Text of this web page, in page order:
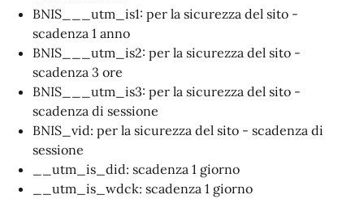
BNIS___utm_is1: per la sicurezza del sito -
scadenza 1 anno
BNIS___utm_is2: per la sicurezza del sito -
scadenza 3 ore
BNIS___utm_is3: per la sicurezza del sito -
scadenza di sessione
BNIS_vid: per la sicurezza del sito - scadenza di
sessione
__utm_is_did: scadenza 1 giorno
__utm_is_wdck: scadenza 1 giorno